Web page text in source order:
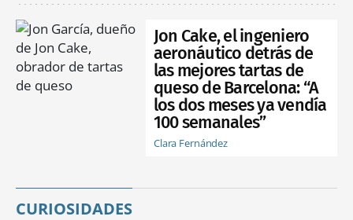
Jon Cake, el ingeniero
aeronáutico detrás de
las mejores tartas de
queso de Barcelona: “A
los dos meses ya vendía
100 semanales”
Clara Fernández
CURIOSIDADES